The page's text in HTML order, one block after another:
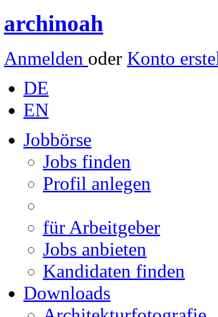
archinoah
Anmelden oder Konto
DE
EN
Jobbörse
Jobs finden
Profil anlegen
für Arbeitgeber
Jobs anbieten
Kandidaten finden
Downloads